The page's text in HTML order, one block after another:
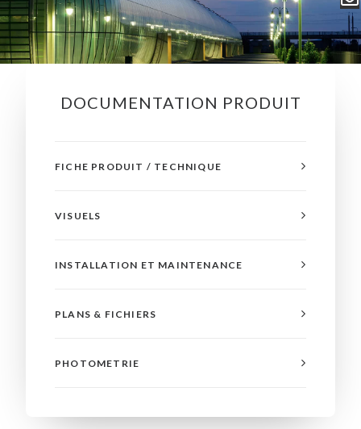
DOCUMENTATION PRODUIT
FICHE PRODUIT / TECHNIQUE
VISUELS
INSTALLATION ET MAINTENANCE
PLANS & FICHIERS
PHOTOMETRIE